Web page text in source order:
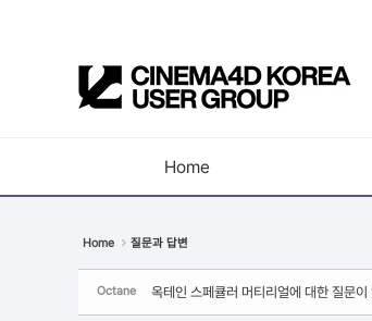
Home
Home 질문과 답변
Octane 옥테인 스페큘러 머티리얼에 대한 질문이
Sketchbook5, 스케치북5
Sketchbook5, 스케치북5